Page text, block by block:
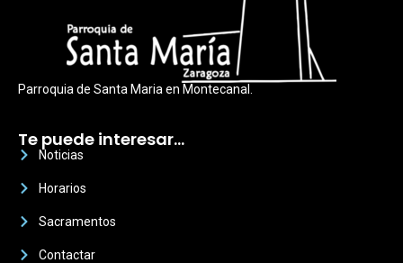
Parroquia de Santa Maria en Montecanal.
Te puede interesar…
Noticias
Horarios
Sacramentos
Contactar